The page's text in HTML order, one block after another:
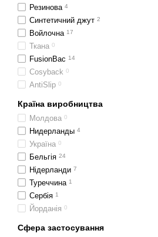
Резинова 4
Синтетичний джут 2
Войлочна 17
Ткана 0
FusionBac 14
Cosyback 0
AntiSlip 0
Країна виробництва
Молдова 0
Нидерланды 4
Україна 0
Бельгія 24
Нідерланди 7
Туреччина 1
Сербія 1
Йорданія 0
Сфера застосування